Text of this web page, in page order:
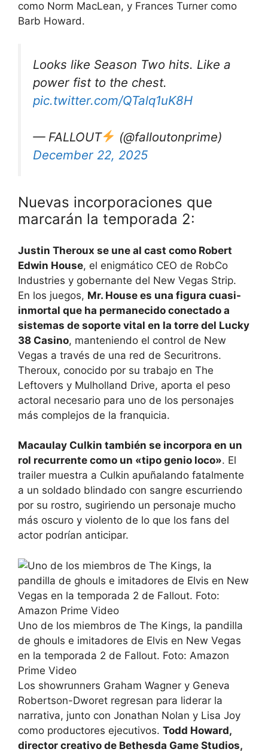
como Norm MacLean, y Frances Turner como
Barb Howard.
Looks like Season Two hits. Like a
power fist to the chest.
pic.twitter.com/QTalq1uK8H
— FALLOUT
(@falloutonprime)
December 22, 2025
Nuevas incorporaciones que
marcarán la temporada 2:
Justin Theroux se une al cast como Robert
Edwin House, el enigmático CEO de RobCo
Industries y gobernante del New Vegas Strip.
En los juegos, Mr. House es una figura cuasi-
inmortal que ha permanecido conectado a
sistemas de soporte vital en la torre del Lucky
38 Casino, manteniendo el control de New
Vegas a través de una red de Securitrons.
Theroux, conocido por su trabajo en The
Leftovers y Mulholland Drive, aporta el peso
actoral necesario para uno de los personajes
más complejos de la franquicia.
Macaulay Culkin también se incorpora en un
rol recurrente como un «tipo genio loco». El
trailer muestra a Culkin apuñalando fatalmente
a un soldado blindado con sangre escurriendo
por su rostro, sugiriendo un personaje mucho
más oscuro y violento de lo que los fans del
actor podrían anticipar.
Uno de los miembros de The Kings, la pandilla
de ghouls e imitadores de Elvis en New Vegas
en la temporada 2 de Fallout. Foto: Amazon
Prime Video
Los showrunners Graham Wagner y Geneva
Robertson-Dworet regresan para liderar la
narrativa, junto con Jonathan Nolan y Lisa Joy
como productores ejecutivos. Todd Howard,
director creativo de Bethesda Game Studios,